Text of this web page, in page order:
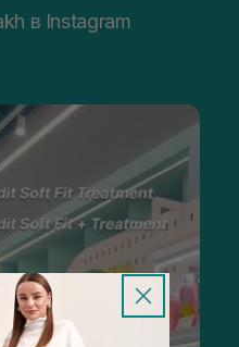
в Instagram